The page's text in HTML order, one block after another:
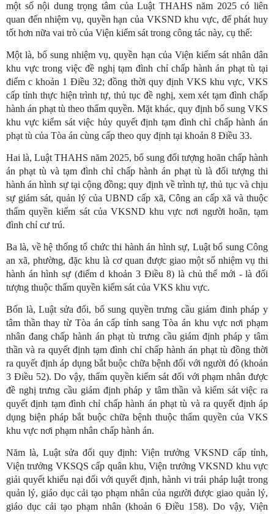
một số nội dung trọng tâm của Luật THAHS năm 2025 có liên
quan đến nhiệm vụ, quyền hạn của VKSND khu vực, để phát huy
tốt hơn nữa vai trò của Viện kiểm sát trong công tác này, cụ thể:
Một là, bổ sung nhiệm vụ, quyền hạn của Viện kiểm sát nhân dân
khu vực trong việc đề nghị tạm đình chỉ chấp hành án phạt tù tại
điểm c khoản 1 Điều 32; đồng thời quy định VKS khu vực, VKS
cấp tỉnh thực hiện trình tự, thủ tục đề nghị, xem xét tạm đình chấp
hành án phạt tù theo thẩm quyền. Mặt khác, quy định bổ sung VKS
khu vực kiểm sát việc hủy quyết định tạm đình chỉ chấp hành án
phạt tù của Tòa án cùng cấp theo quy định tại khoản 8 Điều 33.
Hai là, Luật THAHS năm 2025, bổ sung đối tượng hoãn chấp hành
án phạt tù và tạm đình chỉ chấp hành án phạt tù là đối tượng thi
hành án hình sự tại cộng đồng; quy định về trình tự, thủ tục và chịu
sự giám sát, quản lý của UBND cấp xã, Công an cấp xã và thuộc
thẩm quyền kiểm sát của VKSND khu vực nơi người hoãn, tạm
đình chỉ cư trú.
Ba là, về hệ thống tổ chức thi hành án hình sự, Luật bổ sung Công
an xã, phường, đặc khu là cơ quan được giao một số nhiệm vụ thi
hành án hình sự (điểm d khoản 3 Điều 8) là chủ thể mới - là đối
tượng thuộc thẩm quyền kiểm sát của VKS khu vực.
Bốn là, Luật sửa đổi, bổ sung quyền trưng cầu giám đinh pháp y
tâm thần thay từ Tòa án cấp tỉnh sang Tòa án khu vực nơi phạm
nhân đang chấp hành án phạt tù trưng cầu giám định pháp y tâm
thần và ra quyết định tạm đình chỉ chấp hành án phạt tù đồng thời
ra quyết định áp dụng bắt buộc chữa bệnh đối với người đó (khoản
3 Điều 52). Do vậy, thẩm quyền kiểm sát đối với phạm nhân được
đề nghị trưng cầu giám định pháp y tâm thần và kiểm sát việc ra
quyết định tạm đình chỉ chấp hành án phạt tù và ra quyết định áp
dụng biện pháp bắt buộc chữa bệnh thuộc thẩm quyền của VKS
khu vực nơi phạm nhân chấp hành án.
Năm là, Luật sửa đổi quy định: Viện trưởng VKSND cấp tỉnh,
Viện trưởng VKSQS cấp quân khu, Viện trưởng VKSND khu vực
giải quyết khiếu nại đối với quyết định, hành vi trái pháp luật trong
quản lý, giáo dục cải tạo phạm nhân của người được giao quản lý,
giáo dục cải tạo phạm nhân (khoản 6 Điều 158). Do vậy, Viện